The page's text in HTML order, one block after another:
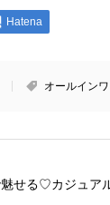
Hatena
オールイン
魅せる♡カジュア